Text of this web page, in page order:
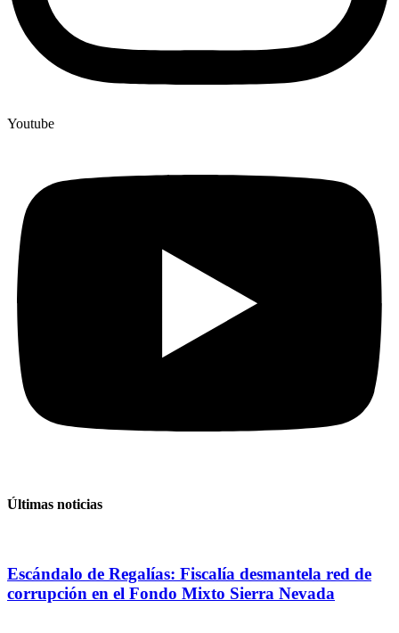
Youtube
Últimas noticias
Escándalo de Regalías: Fiscalía desmantela red de
corrupción en el Fondo Mixto Sierra Nevada